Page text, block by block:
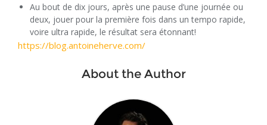
Au bout de dix jours, après une pause d’une journée ou
deux, jouer pour la première fois dans un tempo rapide,
voire ultra rapide, le résultat sera étonnant!
https://blog.antoineherve.com/
About the Author